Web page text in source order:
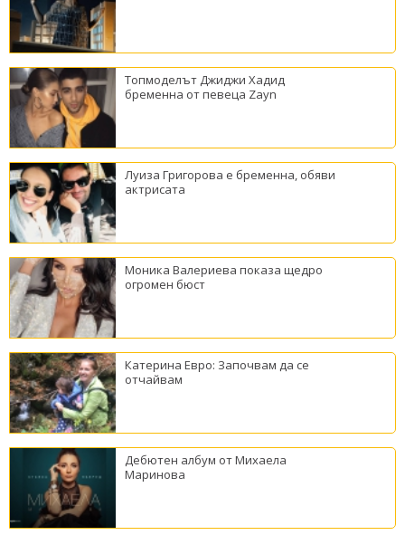
Топмоделът Джиджи Хадид
бременна от певеца Zayn
Луиза Григорова е бременна, обяви
актрисата
Моника Валериева показа щедро
огромен бюст
Катерина Евро: Започвам да се
отчайвам
Дебютен албум от Михаела
Маринова